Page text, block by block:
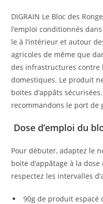
DIGRAIN Le Bloc des
l’emploi conditionnés
le à l’intérieur et autour
agricoles de même que
des infrastructures contre
domestiques. Le produit
boites d’appâts
recommandons le port de
Dose d’emploi du
Pour débuter, adaptez le
boite d’appâtage à la
respectez les intervalles
90g de produit espacé